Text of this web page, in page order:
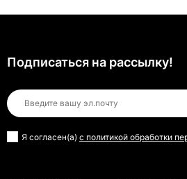
Подписаться на рассылкy!
Я согласен(a) с политикой обработки